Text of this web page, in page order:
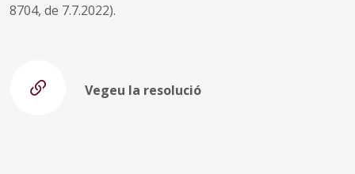
8704, de 7.7.2022).
Vegeu la resolució